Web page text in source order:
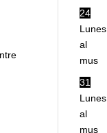
24
Lunes
al
mus
31
Lunes
al
mus